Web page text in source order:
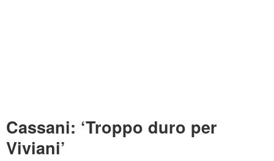
Cassani: ‘Troppo duro per
Viviani’